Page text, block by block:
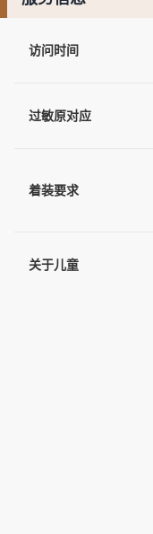
访问时间
过敏原对应
着装要求
关于儿童